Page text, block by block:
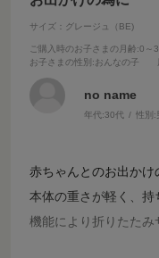
サイズ：グレージュ（BE)
ご購入時のお子さまの月齢:0～
お子さまの性別 :おんなの子
no name
年代:30代 性別:
赤ちゃんとのお出かけ
本体の重さが軽く、
機能により折りたたみ